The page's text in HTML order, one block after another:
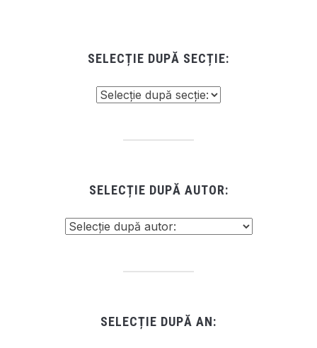
SELECȚIE DUPĂ SECȚIE:
SELECȚIE DUPĂ AUTOR:
SELECȚIE DUPĂ AN: